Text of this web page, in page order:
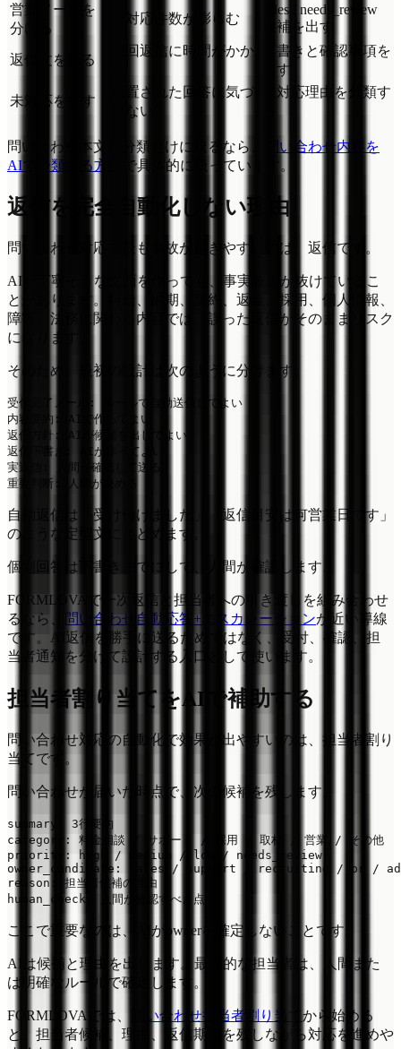
営業メールを
分ける
未対応件数が膨らむ
sales / needs_review
候補を出す
返信文を作る
初回返信に時間がかか
下書きと確認事項を
出す
未対応を探す
放置された回答に気づ
かない
未対応理由を分類す
問い合わせ本文の分類だけに絞るなら、
問い合わせ内容を
AIで分類する方法
で具体的に扱っています。
返信を完全自動化しない理由
問い合わせ対応で最も事故が起きやすいのは、返信です。
AIが丁寧そうな文面を作っても、事実確認が抜けているこ
とがあります。料金、納期、契約、返金、採用、個人情報、
障害、法務に関わる内容では、誤った返信がそのままリスク
になります。
そのため、最初の設計は次のように分けます。
受付完了メール: ルールで自動送信してよい
内容要約: AIで作ってよい
返信方針: AIが候補を出してよい
返信下書き: AIが作ってよい
実送信: 人間が確認して送る
自動返信は「受け付けました」「返信目安は何営業日です」
のような定型文にとどめます。
個別回答は下書きまでにして、人間が確認します。
FORMLOVAで一次返信と担当者への引き渡しを組み合わせ
るなら、
問い合わせ自動応答+エスカレーションが近い導線
です。AI返信を勝手に送るためではなく、受付、確認、担
当者通知を分けて設計する入口として使います。
担当者割り当てをAIで補助する
問い合わせ対応の自動化で効果が出やすいのは、担当者割り
当てです。
問い合わせが届いた時点で、次の候補を残します。
summary: 3行要約
category: 料金相談 / サポート / 採用 / 取材 / 営業 / その他
priority: high / medium / low / needs_review
owner_candidate: sales / support / recruiting / pr /
reason: 担当者候補の理由
ここで重要なのは、AIがownerを確定しないことです。
AIは候補と理由を出します。最終的な担当者は、人間また
は明確なルールで確定します。
FORMLOVAでは、 問い合わせ担当者割り当て から始める
と、担当者候補、理由、返信期限を残しながら対応を進めや